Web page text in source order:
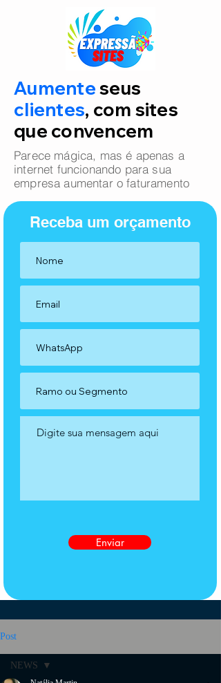
Aumenteseus
clientes, com sites
que convencem
Parece mágica, mas é apenas a
internet funcionando para sua
empresa aumentar o faturamento
Receba um orçamento
Enviar
Post
NEWS